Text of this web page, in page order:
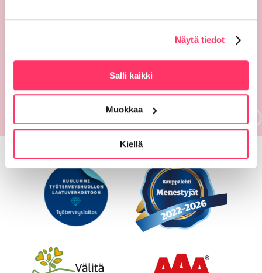
Näytä tiedot
Salli kaikki
Muokkaa
Kiellä
Potilasasiavastaava
Whistleblowing-ilmoituskanava
TT Botnia omavalvontasuunnitelma
YritysBotnia omavalvontasuunnitelma